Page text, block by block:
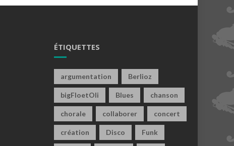
ÉTIQUETTES
argumentation Berlioz
bigFloetOli Blues chanson
chorale collaborer concert
création Disco Funk